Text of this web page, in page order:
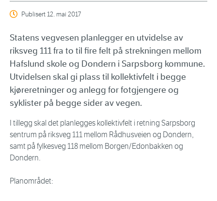
Publisert12. mai 2017
Statens vegvesen planlegger en utvidelse av
riksveg 111 fra to til fire felt på strekningen mellom
Hafslund skole og Dondern i Sarpsborg kommune.
Utvidelsen skal gi plass til kollektivfelt i begge
kjøreretninger og anlegg for fotgjengere og
syklister på begge sider av vegen.
I tillegg skal det planlegges kollektivfelt i retning Sarpsborg
sentrum på riksveg 111 mellom Rådhusveien og Dondern,
samt på fylkesveg 118 mellom Borgen/Edonbakken og
Dondern.
Planområdet: